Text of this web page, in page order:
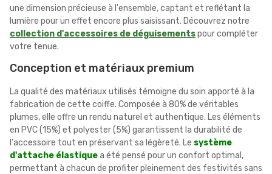
une dimension précieuse à l'ensemble, captant et reflétant la
lumière pour un effet encore plus saisissant. Découvrez notre
collection d'accessoires de déguisementspour compléter
votre tenue.
Conception et matériaux premium
La qualité des matériaux utilisés témoigne du soin apporté à la
fabrication de cette coiffe. Composée à 80% de véritables
plumes, elle offre un rendu naturel et authentique. Les éléments
en PVC (15%) et polyester (5%) garantissent la durabilité de
l'accessoire tout en préservant sa légèreté. Le système
d'attache élastiquea été pensé pour un confort optimal,
permettant à chacun de profiter pleinement des festivités sans